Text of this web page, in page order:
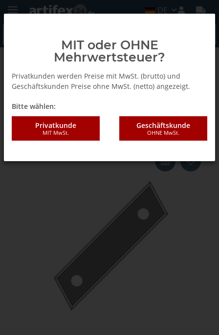
DE
Zurück zur Liste Ersatz Wendemsser
AKE Wendeplatte 50x12x1,5mm
Z2 HW02 60° re
MIT oder OHNE
Mehrwertsteuer?
Privatkunden werden Preise mit MwSt. (brutto) und
Geschäftskunden Preise ohne MwSt. (netto) angezeigt.
Bitte wählen:
Privatkunde
MIT MwSt.
Geschäftskunde
OHNE MwSt.